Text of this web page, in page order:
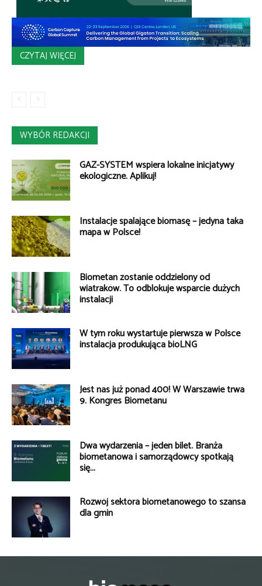
CZYTAJ WIĘCEJ
WYBÓR REDAKCJI
GAZ-SYSTEM wspiera lokalne inicjatywy
ekologiczne. Aplikuj!
Instalacje spalające biomasę – jedyna taka
mapa w Polsce!
Biometan zostanie oddzielony od
wiatraków. To odblokuje wsparcie dużych
instalacji
W tym roku wystartuje pierwsza w Polsce
instalacja produkująca bioLNG
Jest nas już ponad 400! W Warszawie trwa
9. Kongres Biometanu
Dwa wydarzenia – jeden bilet. Branża
biometanowa i samorządowcy spotkają
się...
Rozwój sektora biometanowego to szansa
dla gmin